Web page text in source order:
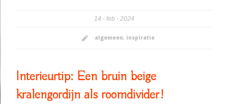
14 feb 2024
algemeen, inspiratie
Interieurtip: Een bruin beige
kralengordijn als roomdivider!